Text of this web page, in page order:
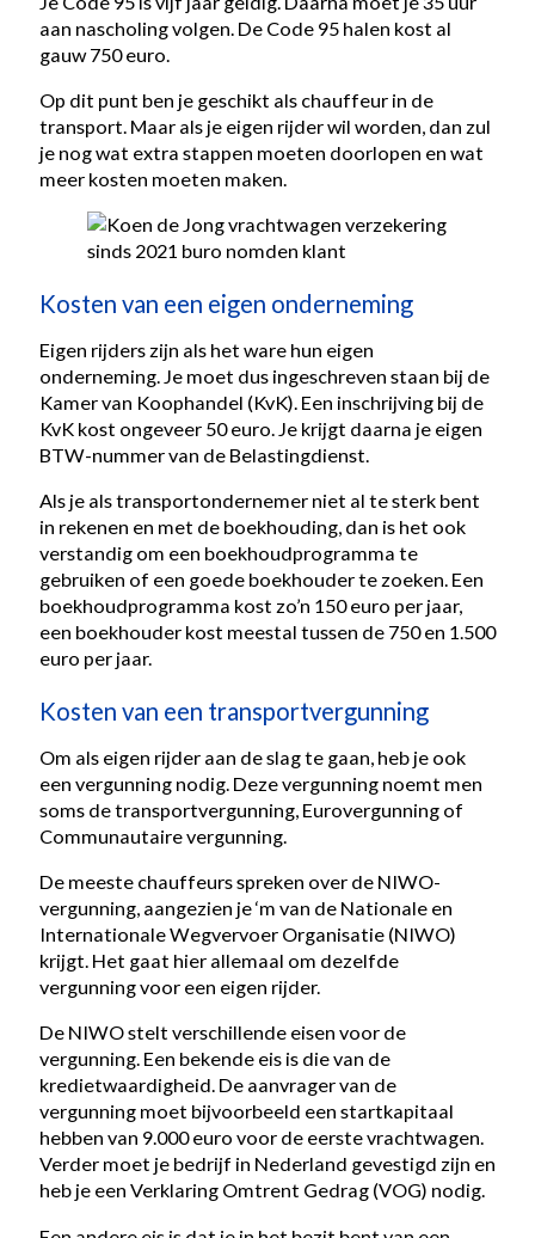
aan nascholing volgen. De Code 95 halen kost al
gauw 750 euro.
Op dit punt ben je geschikt als chauffeur in de
transport. Maar als je eigen rijder wil worden, dan zul
je nog wat extra stappen moeten doorlopen en wat
meer kosten moeten maken.
Kosten van een eigen onderneming
Eigen rijders zijn als het ware hun eigen
onderneming. Je moet dus ingeschreven staan bij de
Kamer van Koophandel (KvK). Een inschrijving bij de
KvK kost ongeveer 50 euro. Je krijgt daarna je eigen
BTW-nummer van de Belastingdienst.
Als je als transportondernemer niet al te sterk bent
in rekenen en met de boekhouding, dan is het ook
verstandig om een boekhoudprogramma te
gebruiken of een goede boekhouder te zoeken. Een
boekhoudprogramma kost zo’n 150 euro per jaar,
een boekhouder kost meestal tussen de 750 en 1.500
euro per jaar.
Kosten van een transportvergunning
Om als eigen rijder aan de slag te gaan, heb je ook
een vergunning nodig. Deze vergunning noemt men
soms de transportvergunning, Eurovergunning of
Communautaire vergunning.
De meeste chauffeurs spreken over de NIWO-
vergunning, aangezien je ‘m van de Nationale en
Internationale Wegvervoer Organisatie (NIWO)
krijgt. Het gaat hier allemaal om dezelfde
vergunning voor een eigen rijder.
De NIWO stelt verschillende eisen voor de
vergunning. Een bekende eis is die van de
kredietwaardigheid. De aanvrager van de
vergunning moet bijvoorbeeld een startkapitaal
hebben van 9.000 euro voor de eerste vrachtwagen.
Verder moet je bedrijf in Nederland gevestigd zijn en
heb je een Verklaring Omtrent Gedrag (VOG) nodig.